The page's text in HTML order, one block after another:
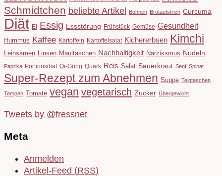
Schmidtchen beliebte Artikel Bohnen Brotaufstrich Curcuma
Diät Ei Essig Essstörung Frühstück Gemüse Gesundheit
Hummus Kaffee Kartoffeln Kartoffelsalat Kichererbsen Kimchi
Leinsamen Linsen Maultaschen Nachhaltigkeit Narzissmus Nudeln
Paprika Portionsdiät Qi-Gong Quark Reis Salat Sauerkraut Senf Spinat
Super-Rezept zum Abnehmen Suppe Teigtaschen
Tempeh Tomate vegan vegetarisch Zucker Übergewicht
Tweets by @fressnet
Meta
Anmelden
Artikel-Feed (RSS)